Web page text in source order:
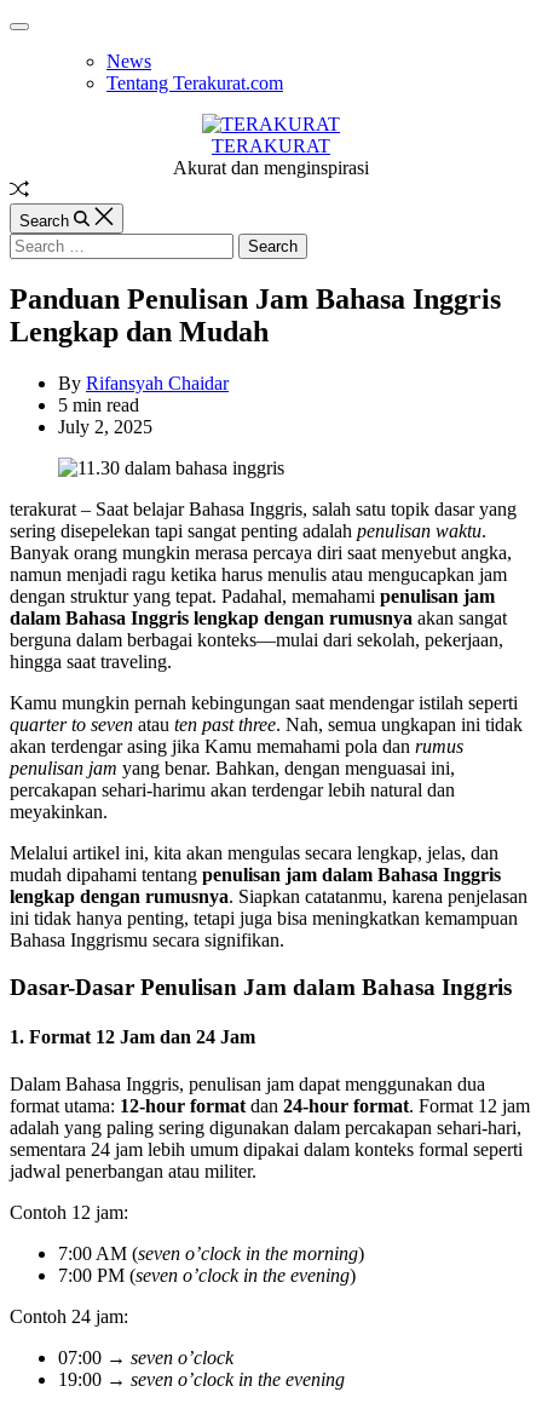
Skip
Off
News
Tentang Terakurat.com
TERAKURAT
Akurat dan menginspirasi
Random
Article
Search
Search
for:
Panduan Penulisan Jam Bahasa Inggris
Lengkap dan Mudah
By Rifansyah Chaidar
Estimated
read
5 min read
July 2, 2025
terakurat – Saat belajar Bahasa Inggris, salah satu topik dasar yang
sering disepelekan tapi sangat penting adalah penulisan waktu.
Banyak orang mungkin merasa percaya diri saat menyebut angka,
namun menjadi ragu ketika harus menulis atau mengucapkan jam
dengan struktur yang tepat. Padahal, memahami penulisan jam
dalam Bahasa Inggris lengkap dengan rumusnya akan sangat
berguna dalam berbagai konteks—mulai dari sekolah, pekerjaan,
hingga saat traveling.
Kamu mungkin pernah kebingungan saat mendengar istilah seperti
quarter to seven atau ten past three. Nah, semua ungkapan ini tidak
akan terdengar asing jika Kamu memahami pola dan rumus
penulisan jam yang benar. Bahkan, dengan menguasai ini,
percakapan sehari-harimu akan terdengar lebih natural dan
meyakinkan.
Melalui artikel ini, kita akan mengulas secara lengkap, jelas, dan
mudah dipahami tentang penulisan jam dalam Bahasa Inggris
lengkap dengan rumusnya. Siapkan catatanmu, karena penjelasan
ini tidak hanya penting, tetapi juga bisa meningkatkan kemampuan
Bahasa Inggrismu secara signifikan.
Dasar-Dasar Penulisan Jam dalam Bahasa Inggris
1. Format 12 Jam dan 24 Jam
Dalam Bahasa Inggris, penulisan jam dapat menggunakan dua
format utama: 12-hour format dan 24-hour format. Format 12 jam
adalah yang paling sering digunakan dalam percakapan sehari-hari,
sementara 24 jam lebih umum dipakai dalam konteks formal seperti
jadwal penerbangan atau militer.
Contoh 12 jam:
7:00 AM (seven o’clock in the morning)
7:00 PM (seven o’clock in the evening)
Contoh 24 jam:
07:00 → seven o’clock
19:00 → seven o’clock in the evening